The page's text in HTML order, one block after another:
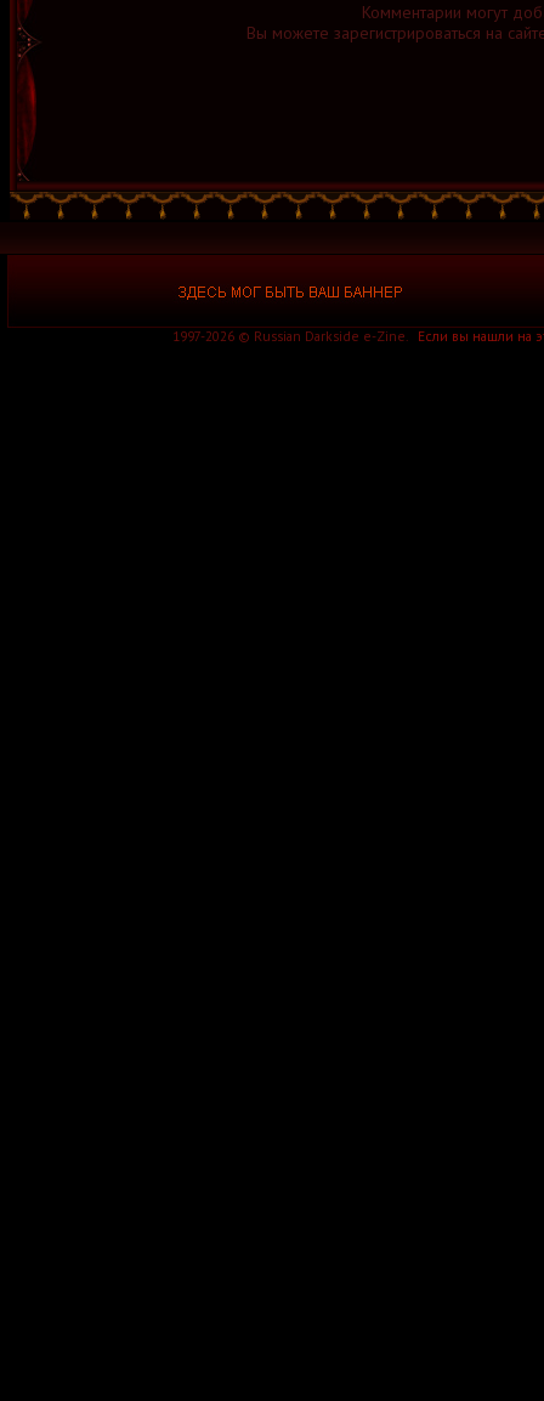
Комментарии могут
Вы можете зарегистрироваться на
1997-2026 © Russian Darkside e-Zine. Если вы нашли на